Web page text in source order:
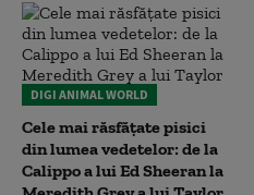
DIGI ANIMAL WORLD
Cele mai răsfățate pisici
din lumea vedetelor: de la
Calippo a lui Ed Sheeran la